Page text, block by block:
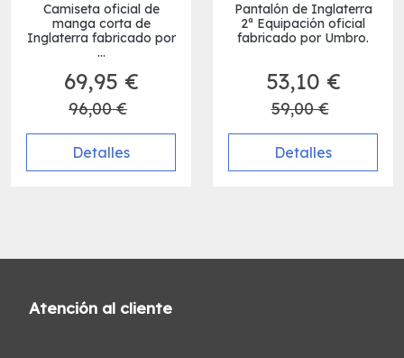
Camiseta oficial de
manga corta de
Inglaterra fabricado por
...
69,95 €
96,00 €
Detalles
Pantalón de Inglaterra
2ª Equipación oficial
fabricado por Umbro.
53,10 €
59,00 €
Detalles
Atención al cliente